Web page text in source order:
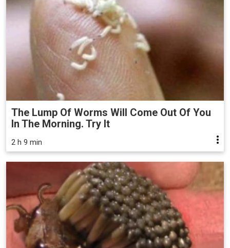
The Lump Of Worms Will Come Out Of You
In The Morning. Try It
2 h 9 min